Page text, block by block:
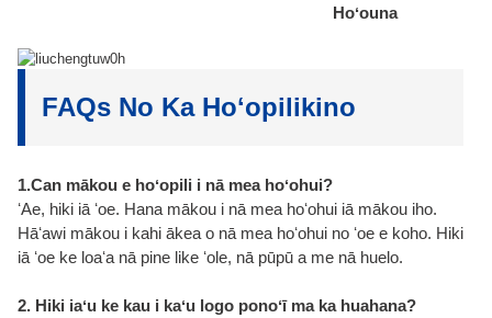
Hoʻouna
FAQs No Ka Hoʻopilikino
1.Can mākou e hoʻopili i nā mea hoʻohui?
ʻAe, hiki iā ʻoe. Hana mākou i nā mea hoʻohui iā mākou iho.
Hāʻawi mākou i kahi ākea o nā mea hoʻohui no ʻoe e koho. Hiki
iā ʻoe ke loaʻa nā pine like ʻole, nā pūpū a me nā huelo.
2. Hiki iaʻu ke kau i kaʻu logo ponoʻī ma ka huahana?